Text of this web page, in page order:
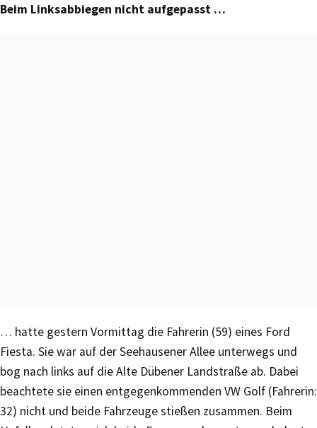
Beim Linksabbiegen nicht aufgepasst …
… hatte gestern Vormittag die Fahrerin (59) eines Ford
Fiesta. Sie war auf der Seehausener Allee unterwegs und
bog nach links auf die Alte Dübener Landstraße ab. Dabei
beachtete sie einen entgegenkommenden VW Golf (Fahrerin:
32) nicht und beide Fahrzeuge stießen zusammen. Beim